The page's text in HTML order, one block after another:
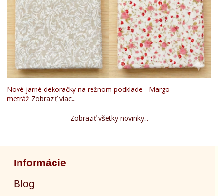
Nové jarné dekoračky na režnom podklade - Margo
metráž Zobraziť viac...
Zobraziť všetky novinky...
Informácie
Blog